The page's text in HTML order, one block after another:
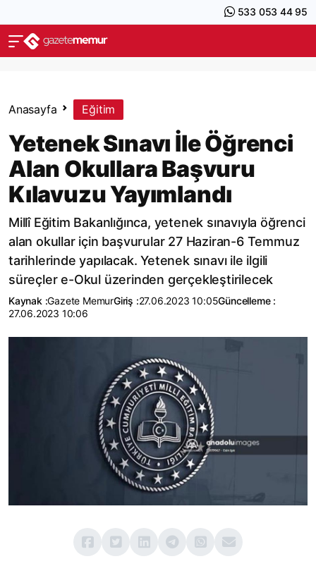
533 053 44 95
Anasayfa Eğitim
Yetenek Sınavı İle Öğrenci
Alan Okullara Başvuru
Kılavuzu Yayımlandı
Millî Eğitim Bakanlığınca, yetenek sınavıyla öğrenci
alan okullar için başvurular 27 Haziran-6 Temmuz
tarihlerinde yapılacak. Yetenek sınavı ile ilgili
süreçler e-Okul üzerinden gerçekleştirilecek
Kaynak :Gazete MemurGiriş :27.06.2023 10:05Güncelleme :
27.06.2023 10:06